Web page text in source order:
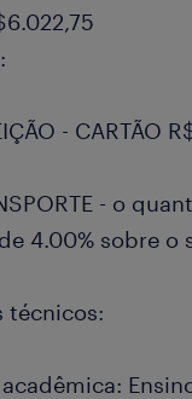
- CARTÃO
- o
4.00% sobre o
técnicos:
acadêmica: